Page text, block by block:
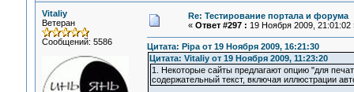
Vitaliy
Ветеран
Сообщений: 5586
Re: Тестирование портала и форума
« Ответ #297 : 19 Ноября 2009, 21:01:02
Цитата: Pipa от 19 Ноября 2009, 16:21:30
Цитата: Vitaliy от 19 Ноября 2009, 11:23:20
1. Некоторые сайты предлагают опцию "для
содержательный текст, включая иллюстрации